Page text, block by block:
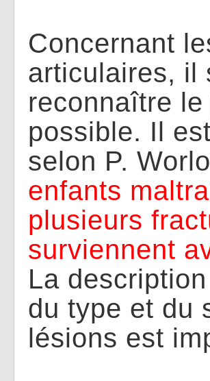
Concernant
articulaires, il
reconnaître
possible. Il
selon P.
enfants
plusieurs
surviennent
La
du type et du
lésions est